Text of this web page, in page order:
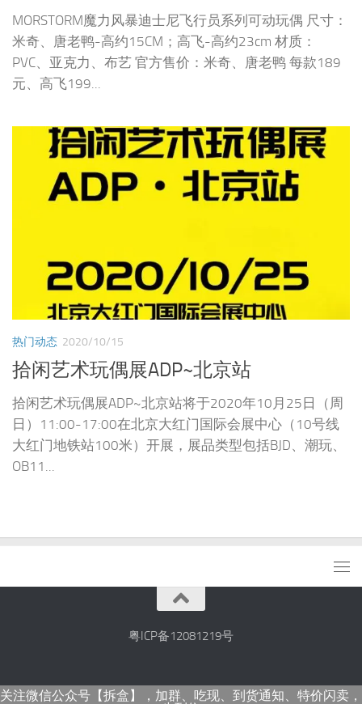
MORSTORM魔力风暴迪士尼飞行员系列可动玩偶 尺寸：
米奇、唐老鸭-高约15CM；高飞-高约23cm 材质：
PVC、亚克力、布艺 官方售价：米奇、唐老鸭 每款189
元、高飞199...
热门动态 2020/10/15
拾闲艺术玩偶展ADP~北京站
拾闲艺术玩偶展ADP~北京站将于2020年10月25日（周
日）11:00-17:00在北京大红门国际会展中心（10号线
大红门地铁站100米）开展，展品类型包括BJD、潮玩、
OB11...
粤ICP备12081219号
关注微信公众号【拆盒】，加群、吃现、到货通知、特价闪卖，